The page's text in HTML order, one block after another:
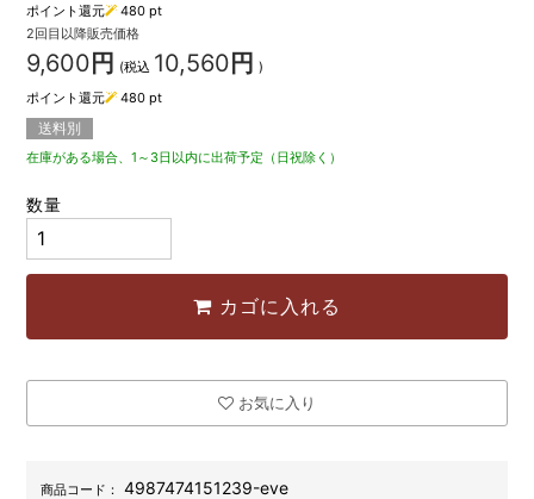
ポイント還元
480pt
2回目以降販売価格
9,600 円 (税込 10,560 円 )
ポイント還元
480pt
送料別
在庫がある場合、1～3日以内に出荷予定（日祝除く）
数量
カゴに入れる
お気に入り
商品コード： 4987474151239-eve